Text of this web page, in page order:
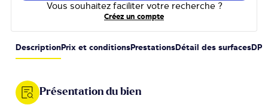
Vous souhaitez faciliter votre recherche ?
Créez un compte
Description Prix et conditions Prestations Détail des surfaces DPE
Présentation du bien